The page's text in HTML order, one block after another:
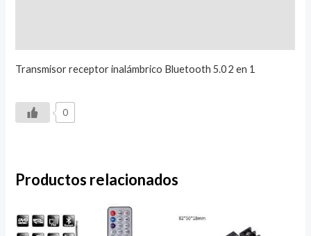
Transmisor receptor inalámbrico Bluetooth 5.0 2 en 1
0
Productos relacionados